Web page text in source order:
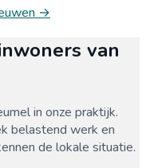
→
van
in onze praktijk.
belastend werk en
de lokale situatie.